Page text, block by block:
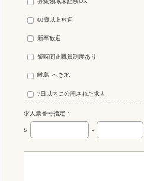
60歳以上歓迎
新卒歓迎
短時間正職員制度あり
離島･へき地
7日以内に公開された求人
求人票番号指定：
S -